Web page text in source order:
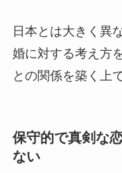
日本とは大きく異
婚に対する考え方
との関係を築く上
保守的で真剣な
ない